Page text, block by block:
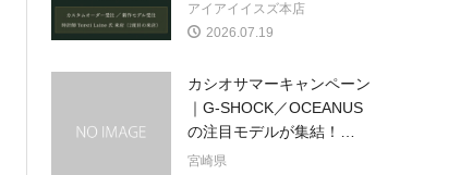
アイアイイスズ本店
2026.07.19
カシオサマーキャンペーン
｜G-SHOCK／OCEANUS
の注目モデルが集結！ …
宮崎県